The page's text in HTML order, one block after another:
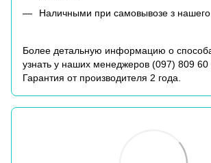
Наличными при самовывозе з нашего
Более детальную информацию о
узнать у наших менеджеров (097) 809 60
Гарантия от производителя 2 года.